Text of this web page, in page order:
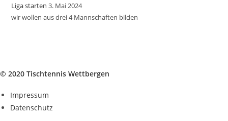
Liga starten 3. Mai 2024
wir wollen aus drei 4 Mannschaften bilden
© 2020 Tischtennis Wettbergen
Impressum
Datenschutz